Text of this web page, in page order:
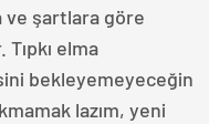
ve şartlara göre
elma
bekleyemeyeceğin
lazım, yeni